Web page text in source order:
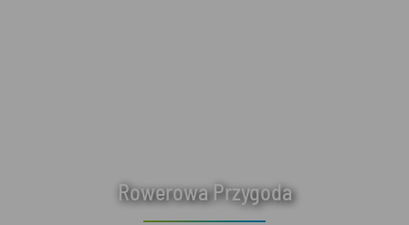
Rowerowa Przygoda